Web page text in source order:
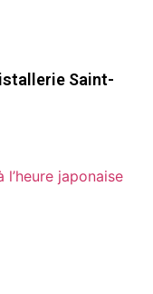
Saint-